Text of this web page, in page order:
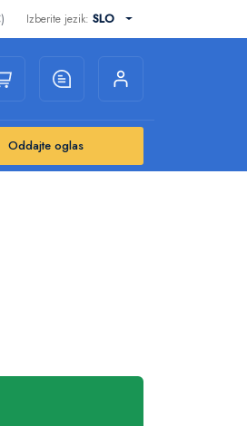
Izberite jezik: SLO
Oddajte oglas